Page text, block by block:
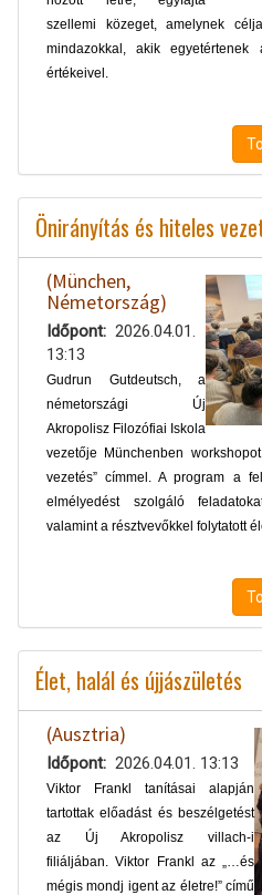
szellemi közeget, amelynek
mindazokkal, akik
értékeivel.
Önirányítás és hiteles
(München,
Németország)
Időpont
2026.04.01.
13:13
Gudrun Gutdeutsch, a
németországi Új
Akropolisz Filozófiai Iskola
vezetője Münchenben
vezetés” címmel. A program a
elmélyedést szolgáló
valamint a résztvevőkkel folytatott
Élet, halál és újjászületés
(Ausztria)
Időpont 2026.04.01. 13:13
Viktor Frankl tanításai alapján
tartottak előadást és beszélgetést
az Új Akropolisz villach-i
filiáljában. Viktor Frankl az „…és
mégis mondj igent az életre!” című